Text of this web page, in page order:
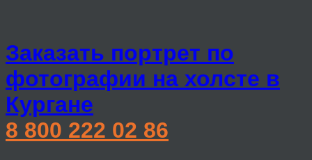
Заказать портрет по
фотографии на холсте в
Кургане
8 800 222 02 86